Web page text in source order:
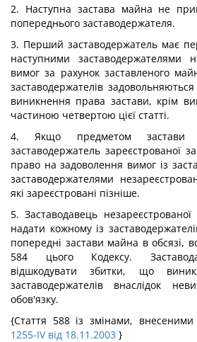
2. Наступна застава майна не
попереднього заставодержателя.
3. Перший заставодержатель має
наступними заставодержателями
вимог за рахунок заставленого
заставодержателів
виникнення права застави, крім
частиною четвертою цієї статті.
4. Якщо предметом
заставодержатель зареєстрованої
право на задоволення вимог із
заставодержателями
які зареєстровані пізніше.
5. Заставодавець
надати кожному із
попередні застави майна в обсязі,
584 цього Кодексу.
відшкодувати збитки, що
заставодержателів внаслідок
обов'язку.
{Стаття 588 із змінами, внесеними
1255-IV від 18.11.2003 }